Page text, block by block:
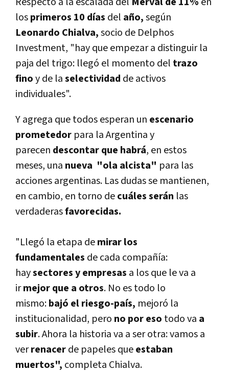
losprimeros 10 días del año,según
Leonardo Chialva,socio de Delphos
Investment, "hay que empezar a distinguir la
paja del trigo: llegó el momento del trazo
finoy de laselectividad de activos
individuales".
Y agrega que todos esperan un escenario
prometedor para la Argentina y
parecen descontar que habrá, en estos
meses, una nueva "ola alcista" para las
acciones argentinas. Las dudas se mantienen,
en cambio, en torno decuáles serán las
verdaderasfavorecidas.
"Llegó la etapa demirar los
fundamentales de cada compañía:
haysectores y empresas a los que le va a
irmejor que a otros. No es todo lo
mismo:bajó el riesgo-país, mejoró la
institucionalidad, pero no por eso todo va a
subir. Ahora la historia va a ser otra: vamos a
verrenacerde papeles queestaban
muertos", completa Chialva.